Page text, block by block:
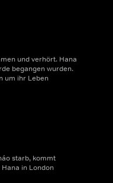
und verhört. Hana
begangen wurden.
um ihr Leben
starb, kommt
in London